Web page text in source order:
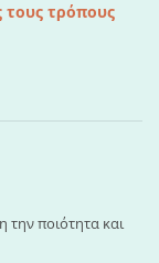
τους τρόπους
την ποιότητα και